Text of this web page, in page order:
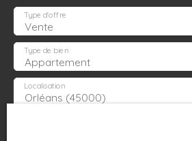
Accueil Acheter
Estimation
Vente
Type d'offre
Appartement
Type de bien
Orléans (45000)
Localisation